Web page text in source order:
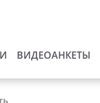
ВИДЕОАНКЕТЫ